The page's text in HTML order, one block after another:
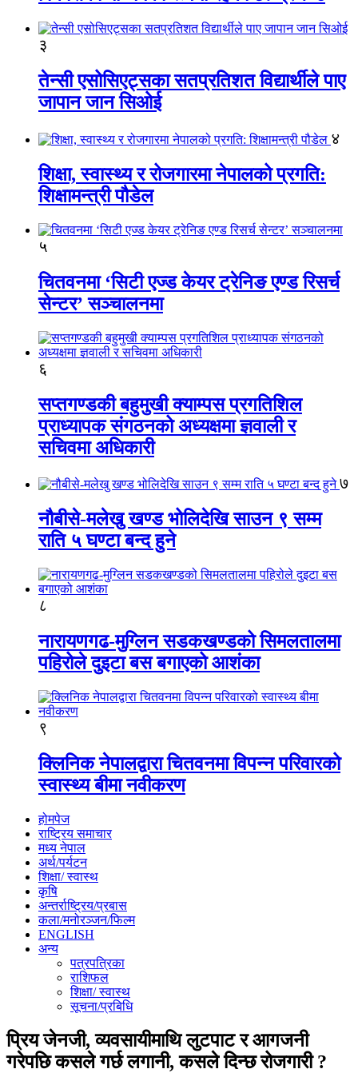
३
तेन्सी एसोसिएट्सका सतप्रतिशत विद्यार्थीले पाए
जापान जान सिओई
४
शिक्षा, स्वास्थ्य र रोजगारमा नेपालको प्रगति:
शिक्षामन्त्री पौडेल
५
चितवनमा ‘सिटी एज्ड केयर ट्रेनिङ एण्ड रिसर्च
सेन्टर’ सञ्चालनमा
६
सप्तगण्डकी बहुमुखी क्याम्पस प्रगतिशिल
प्राध्यापक संगठनको अध्यक्षमा ज्ञवाली र
सचिवमा अधिकारी
७
नौबीसे-मलेखु खण्ड भोलिदेखि साउन ९ सम्म
राति ५ घण्टा बन्द हुने
८
नारायणगढ-मुग्लिन सडकखण्डको सिमलतालमा
पहिरोले दुइटा बस बगाएको आशंका
९
क्लिनिक नेपालद्वारा चितवनमा विपन्न परिवारको
स्वास्थ्य बीमा नवीकरण
होमपेज
राष्ट्रिय समाचार
मध्य नेपाल
अर्थ/पर्यटन
शिक्षा/ स्वास्थ
कृषि
अन्तर्राष्ट्रिय/प्रबास
कला/मनोरञ्जन/फिल्म
ENGLISH
अन्य
पत्रपत्रिका
राशिफल
शिक्षा/ स्वास्थ
सूचना/प्रबिधि
प्रिय जेनजी, व्यवसायीमाथि लुटपाट र आगजनी
गरेपछि कसले गर्छ लगानी, कसले दिन्छ रोजगारी ?